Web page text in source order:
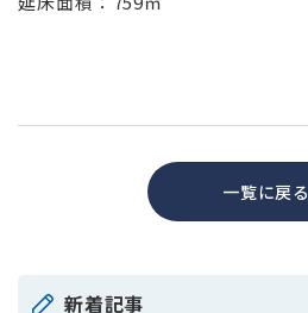
一覧に戻る
新着記事